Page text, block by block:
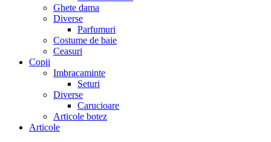
Ghete dama
Diverse
Parfumuri
Costume de baie
Ceasuri
Copii
Imbracaminte
Seturi
Diverse
Carucioare
Articole botez
Articole